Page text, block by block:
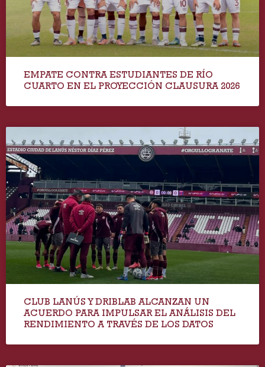
EMPATE CONTRA ESTUDIANTES DE RÍO
CUARTO EN EL PROYECCIÓN CLAUSURA 2026
CLUB LANÚS Y DRIBLAB ALCANZAN UN
ACUERDO PARA IMPULSAR EL ANÁLISIS DEL
RENDIMIENTO A TRAVÉS DE LOS DATOS